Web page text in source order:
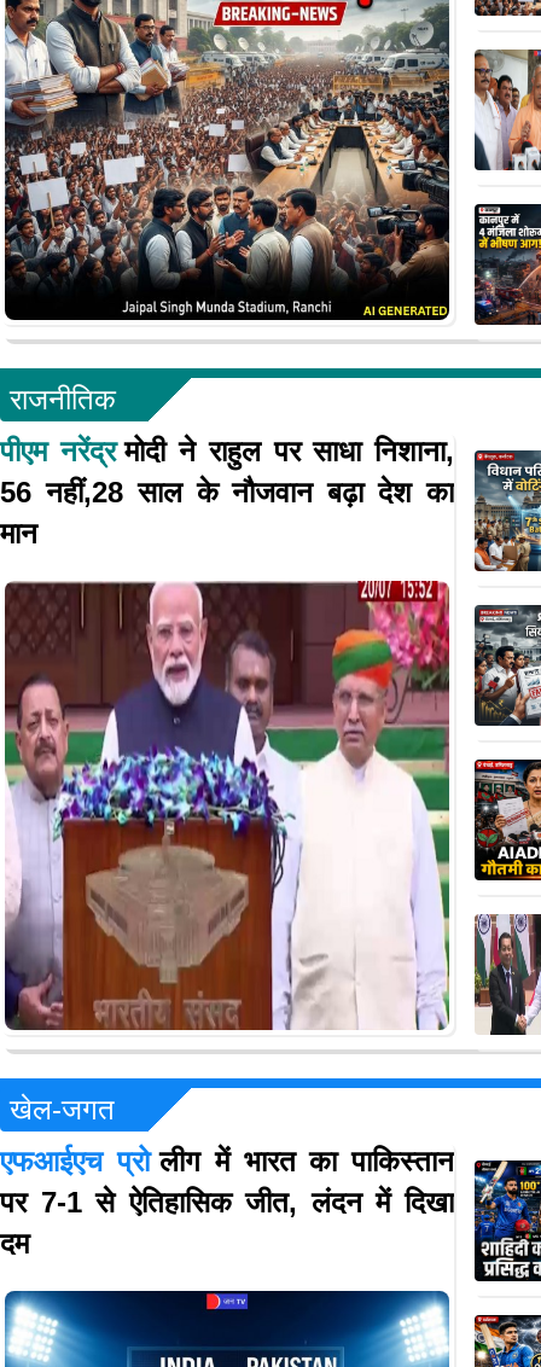
राजनीतिक
पीएम नरेंद्र मोदी ने राहुल पर साधा निशाना,
56 नहीं,28 साल के नौजवान बढ़ा देश का
मान
खेल-जगत
एफआईएच प्रो लीग में भारत का पाकिस्तान
पर 7-1 से ऐतिहासिक जीत, लंदन में दिखा
दम